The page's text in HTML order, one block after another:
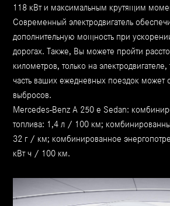
118 кВт и максимальным крутящим
Современный электродвигатель
дополнительную мощность при
дорогах. Также, Вы можете пройти
километров, только на
часть ваших ежедневных поездок может
выбросов.
Mercedes-Benz A 250 e Sedan:
топлива: 1,4 л / 100 км;
32 г / км; комбинированное
кВт ч / 100 км.